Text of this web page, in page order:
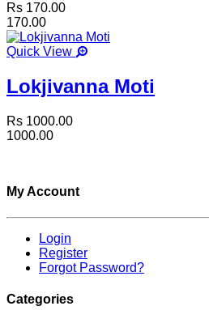
Rs 170.00
170.00
Quick View
Lokjivanna Moti
Rs 1000.00
1000.00
My Account
Login
Register
Forgot Password?
Categories